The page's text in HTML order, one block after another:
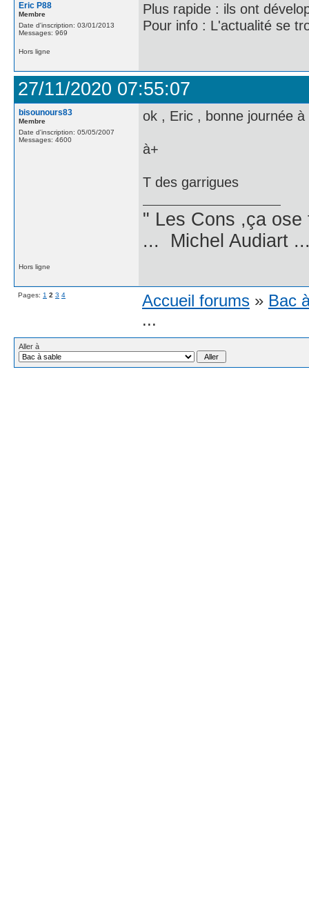
Eric P88
Membre
Date d'inscription: 03/01/2013
Messages: 969
Plus rapide : ils ont
Pour info : L'actualité se
Hors ligne
27/11/2020 07:55:07
bisounours83
Membre
Date d'inscription: 05/05/2007
Messages: 4600
ok , Eric , bonne journée à
à+
T des garrigues
" Les Cons ,ça
... Michel Audiart
Hors ligne
Pages: 1 2 3 4 Accueil forums » Bac
...
Aller à